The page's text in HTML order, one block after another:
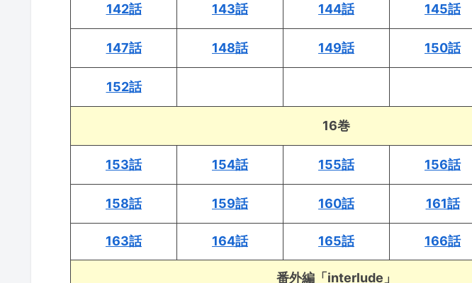
142話 143話 144話 145話
147話 148話 149話 150話
152話
16巻
153話 154話 155話 156話
158話 159話 160話 161話
163話 164話 165話 166話
番外編「interlude」